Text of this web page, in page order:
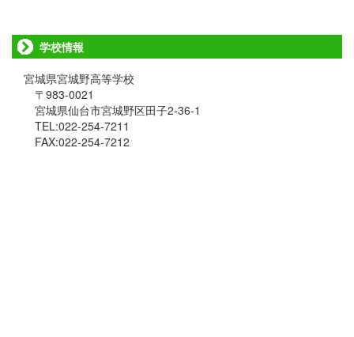
学校情報
宮城県宮城野高等学校
〒983-0021
宮城県仙台市宮城野区田子2-36-1
TEL:022-254-7211
FAX:022-254-7212